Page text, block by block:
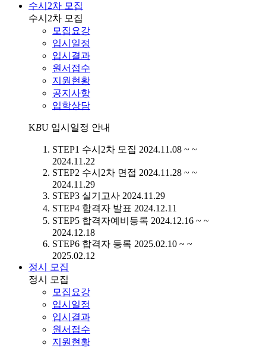
수시2차 모집
수시2차 모집
모집요강
입시일정
입시결과
원서접수
지원현황
공지사항
입학상담
KBU 입시일정 안내
STEP1 수시2차 모집 2024.11.08 ~ ~
2024.11.22
STEP2 수시2차 면접 2024.11.28 ~ ~
2024.11.29
STEP3 실기고사 2024.11.29
STEP4 합격자 발표 2024.12.11
STEP5 합격자예비등록 2024.12.16 ~ ~
2024.12.18
STEP6 합격자 등록 2025.02.10 ~ ~
2025.02.12
정시 모집
정시 모집
모집요강
입시일정
입시결과
원서접수
지원현황